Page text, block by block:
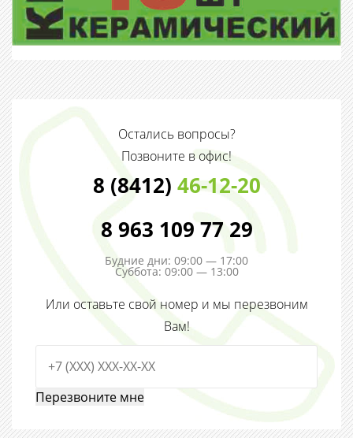
Остались вопросы?
Позвоните в офис!
8 (8412) 46-12-20
8 963 109 77 29
Будние дни: 09:00 — 17:00
Суббота: 09:00 — 13:00
Или оставьте свой номер и мы перезвоним
Вам!